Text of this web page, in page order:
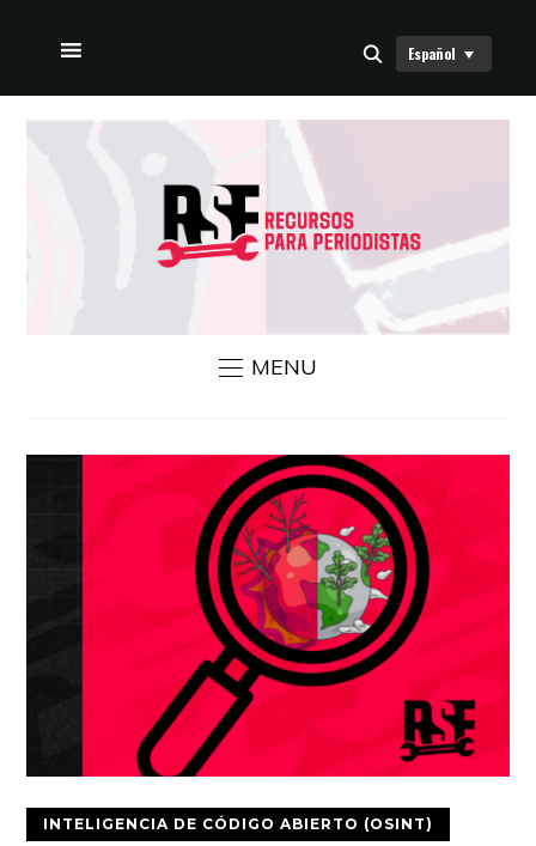
INICIO
CONTÁCTANOS
Español
MENU
INTELIGENCIA DE CÓDIGO ABIERTO (OSINT)